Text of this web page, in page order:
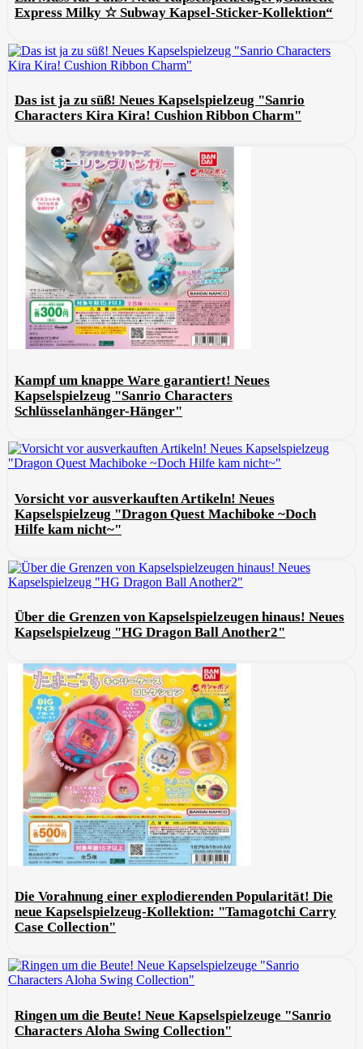
Express Milky ☆ Subway Kapsel-Sticker-Kollektion“
Das ist ja zu süß! Neues Kapselspielzeug "Sanrio
Characters Kira Kira! Cushion Ribbon Charm"
Kampf um knappe Ware garantiert! Neues
Kapselspielzeug "Sanrio Characters
Schlüsselanhänger-Hänger"
Vorsicht vor ausverkauften Artikeln! Neues
Kapselspielzeug "Dragon Quest Machiboke ~Doch
Hilfe kam nicht~"
Über die Grenzen von Kapselspielzeugen hinaus! Neues
Kapselspielzeug "HG Dragon Ball Another2"
Die Vorahnung einer explodierenden Popularität! Die
neue Kapselspielzeug-Kollektion: "Tamagotchi Carry
Case Collection"
Ringen um die Beute! Neue Kapselspielzeuge "Sanrio
Characters Aloha Swing Collection"